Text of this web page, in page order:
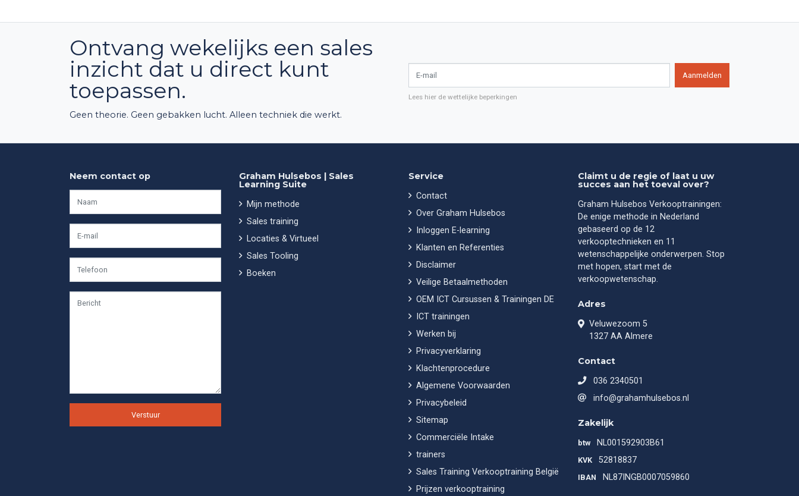
Ontvang wekelijks een sales
inzicht dat u direct kunt
toepassen.
Geen theorie. Geen gebakken lucht. Alleen techniek die werkt.
E-mail
Aanmelden
Lees hier de wettelijke beperkingen
Neem contact op
Verstuur
Graham Hulsebos | Sales
Learning Suite
Mijn methode
Sales training
Locaties & Virtueel
Sales Tooling
Boeken
Service
Contact
Over Graham Hulsebos
Inloggen E-learning
Klanten en Referenties
Disclaimer
Veilige Betaalmethoden
OEM ICT Cursussen & Trainingen DE
ICT trainingen
Werken bij
Privacyverklaring
Klachtenprocedure
Algemene Voorwaarden
Privacybeleid
Sitemap
Commerciële Intake
trainers
Sales Training Verkooptraining België
Prijzen verkooptraining
Claimt u de regie of laat u uw
succes aan het toeval over?
Graham Hulsebos Verkooptrainingen:
De enige methode in Nederland
gebaseerd op de 12
verkooptechnieken en 11
wetenschappelijke onderwerpen. Stop
met hopen, start met de
verkoopwetenschap.
Adres
Veluwezoom 5
1327 AA Almere
Contact
036 2340501
info@grahamhulsebos.nl
Zakelijk
btw NL001592903B61
KVK 52818837
IBAN NL87INGB0007059860